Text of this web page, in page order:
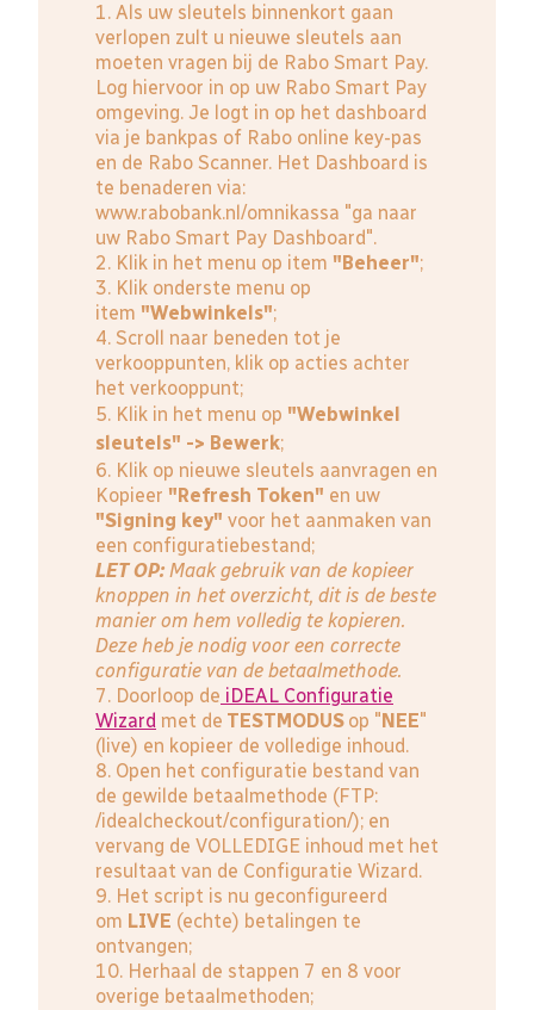
1. Als uw sleutels binnenkort gaan
verlopen zult u nieuwe sleutels aan
moeten vragen bij de Rabo Smart Pay.
Log hiervoor in op uw Rabo Smart Pay
omgeving. Je logt in op het dashboard
via je bankpas of Rabo online key-pas
en de Rabo Scanner. Het Dashboard is
te benaderen via:
www.rabobank.nl/omnikassa "ga naar
uw Rabo Smart Pay Dashboard".
2. Klik in het menu op item "Beheer";
3. Klik onderste menu op
item "Webwinkels";
4. Scroll naar beneden tot je
verkooppunten, klik op acties achter
het verkooppunt;
5. Klik in het menu op "Webwinkel
sleutels" -> Bewerk;
6. Klik op nieuwe sleutels aanvragen en
Kopieer "Refresh Token" en uw
"Signing key" voor het aanmaken van
een configuratiebestand;
LET OP: Maak gebruik van de kopieer
knoppen in het overzicht, dit is de beste
manier om hem volledig te kopieren.
Deze heb je nodig voor een correcte
configuratie van de betaalmethode.
7. Doorloop de iDEAL Configuratie
Wizard met de TESTMODUS op " NEE"
(live) en kopieer de volledige inhoud.
8. Open het configuratie bestand van
de gewilde betaalmethode (FTP:
/idealcheckout/configuration/); en
vervang de VOLLEDIGE inhoud met het
resultaat van de Configuratie Wizard.
9. Het script is nu geconfigureerd
om LIVE (echte) betalingen te
ontvangen;
10. Herhaal de stappen 7 en 8 voor
overige betaalmethoden;